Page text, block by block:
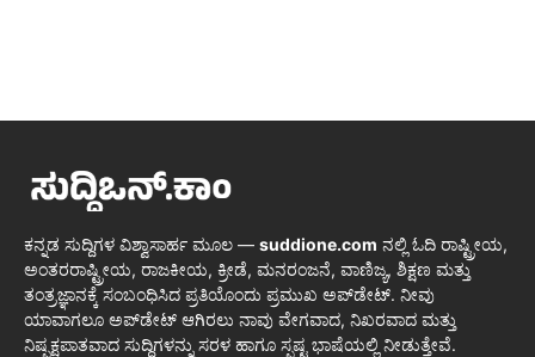
ಕನ್ನಡ ಸುದ್ದಿಗಳ ವಿಶ್ವಾಸಾರ್ಹ ಮೂಲ — suddione.com ನಲ್ಲಿ ಓದಿ ರಾಷ್ಟ್ರೀಯ,
ಅಂತರರಾಷ್ಟ್ರೀಯ, ರಾಜಕೀಯ, ಕ್ರೀಡೆ, ಮನರಂಜನೆ, ವಾಣಿಜ್ಯ, ಶಿಕ್ಷಣ ಮತ್ತು
ತಂತ್ರಜ್ಞಾನಕ್ಕೆ ಸಂಬಂಧಿಸಿದ ಪ್ರತಿಯೊಂದು ಪ್ರಮುಖ ಅಪ್‌ಡೇಟ್. ನೀವು
ಯಾವಾಗಲೂ ಅಪ್‌ಡೇಟ್ ಆಗಿರಲು ನಾವು ವೇಗವಾದ, ನಿಖರವಾದ ಮತ್ತು
ನಿಷ್ಪಕ್ಷಪಾತವಾದ ಸುದ್ದಿಗಳನ್ನು ಸರಳ ಹಾಗೂ ಸ್ಪಷ್ಟ ಭಾಷೆಯಲ್ಲಿ ನೀಡುತ್ತೇವೆ.